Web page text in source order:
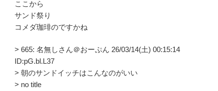
ここから
サンド祭り
コメダ珈琲のですかね
> 665: 名無しさん＠おーぷん 26/03/14(土) 00:15:14
ID:pG.bl.L37
> 朝のサンドイッチはこんなのがいい
> no title